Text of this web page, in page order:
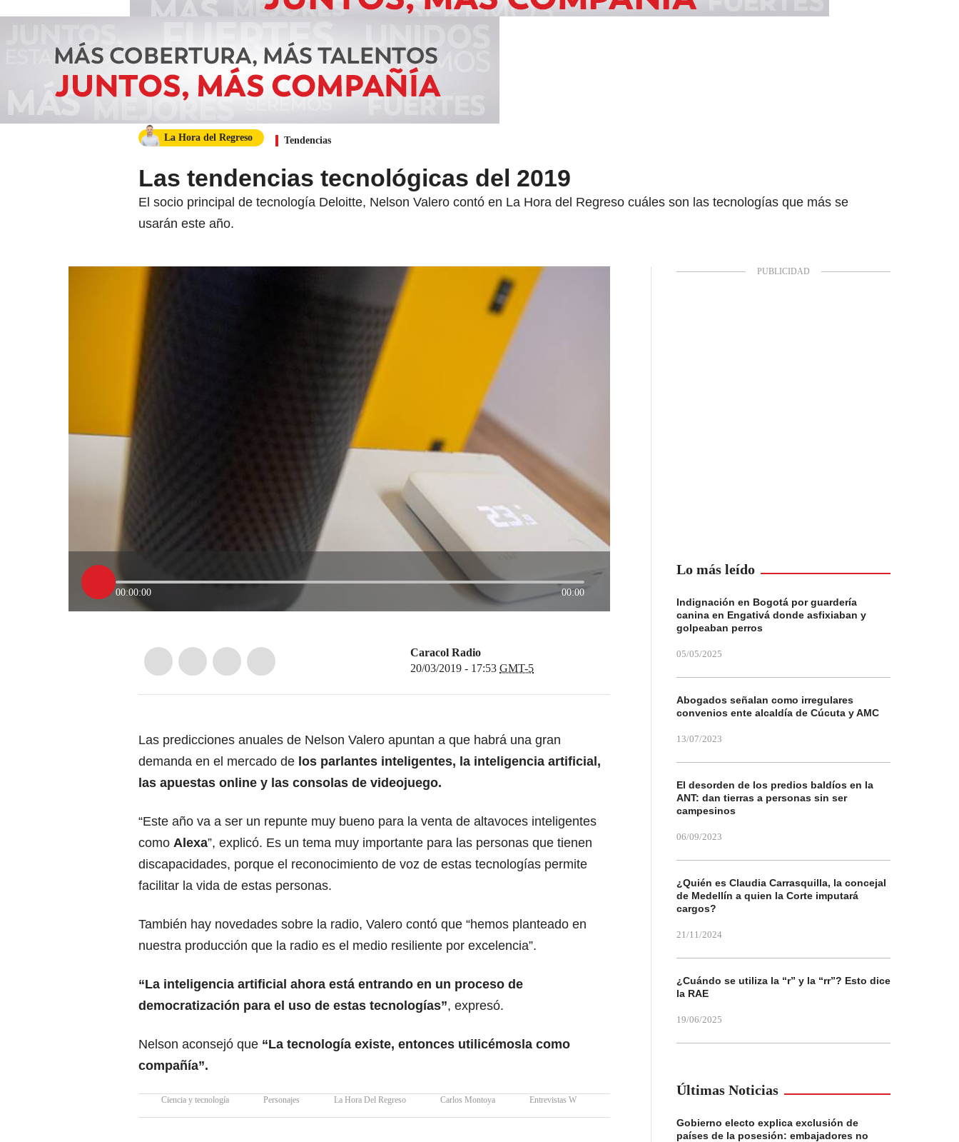
La Hora del Regreso Tendencias
Las tendencias tecnológicas del 2019
El socio principal de tecnología Deloitte, Nelson Valero contó en La Hora del Regreso cuáles son las tecnologías que más se
usarán este año.
00:00:00 00:00
Caracol Radio
20/03/2019 - 17:53 GMT-5
Las predicciones anuales de Nelson Valero apuntan a que habrá una gran
demanda en el mercado de los parlantes inteligentes, la inteligencia artificial,
las apuestas online y las consolas de videojuego.
“Este año va a ser un repunte muy bueno para la venta de altavoces inteligentes
como Alexa”, explicó. Es un tema muy importante para las personas que tienen
discapacidades, porque el reconocimiento de voz de estas tecnologías permite
facilitar la vida de estas personas.
También hay novedades sobre la radio, Valero contó que “hemos planteado en
nuestra producción que la radio es el medio resiliente por excelencia”.
“La inteligencia artificial ahora está entrando en un proceso de
democratización para el uso de estas tecnologías”, expresó.
Nelson aconsejó que “La tecnología existe, entonces utilicémosla como
compañía”.
Ciencia y tecnología Personajes La Hora Del Regreso Carlos Montoya Entrevistas W
Lo más leído
Indignación en Bogotá por guardería
canina en Engativá donde asfixiaban y
golpeaban perros
05/05/2025
Abogados señalan como irregulares
convenios ente alcaldía de Cúcuta y AMC
13/07/2023
El desorden de los predios baldíos en la
ANT: dan tierras a personas sin ser
campesinos
06/09/2023
¿Quién es Claudia Carrasquilla, la concejal
de Medellín a quien la Corte imputará
cargos?
21/11/2024
¿Cuándo se utiliza la “r” y la “rr”? Esto dice
la RAE
19/06/2025
Últimas Noticias
Gobierno electo explica exclusión de
países de la posesión: embajadores no